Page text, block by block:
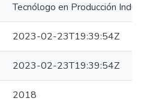
Tecnólogo en Producción
2023-02-23T19:39:54Z
2023-02-23T19:39:54Z
2018